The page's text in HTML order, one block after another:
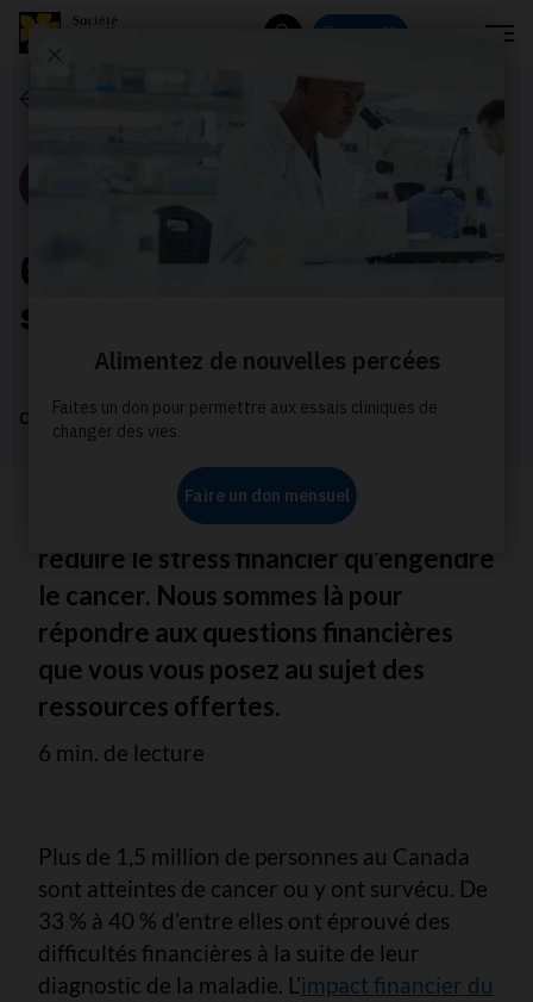
Donnez
6 questions financières
sur le cancer
octobre 2025
La Société canadienne du cancer vise à
réduire le stress financier qu’engendre
le cancer. Nous sommes là pour
répondre aux questions financières
que vous vous posez au sujet des
ressources offertes.
6 min. de lecture
Plus de 1,5 million de personnes au Canada
sont atteintes de cancer ou y ont survécu. De
33 % à 40 % d’entre elles ont éprouvé des
difficultés financières à la suite de leur
diagnostic de la maladie. L’impact financier du